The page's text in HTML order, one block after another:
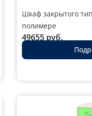
Шкаф закрытого
полимере
49655 руб.